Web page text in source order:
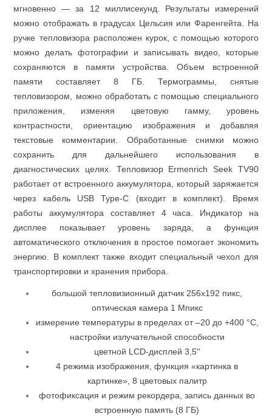
Пневмоинструменты
Измерительный инструмент
мгновенно — за 12 миллисекунд. Результаты измерений
можно отображать в градусах Цельсия или Фаренгейта. На
ручке тепловизора расположен курок, с помощью которого
можно делать фотографии и записывать видео, которые
сохраняются в памяти устройства. Объем встроенной
памяти составляет 8 ГБ. Термограммы, снятые
тепловизором, можно обработать с помощью специального
приложения, изменяя цветовую гамму, уровень
контрастности, ориентацию изображения и добавляя
текстовые комментарии. Обработанные снимки можно
сохранить для дальнейшего использования в
диагностических целях. Тепловизор Ermenrich Seek TV90
работает от встроенного аккумулятора, который заряжается
через кабель USB Type-C (входит в комплект). Время
работы аккумулятора составляет 4 часа. Индикатор на
дисплее показывает уровень заряда, а функция
автоматического отключения в простое помогает экономить
энергию. В комплект также входит специальный чехол для
транспортировки и хранения прибора.
большой тепловизионный датчик 256x192 пикс,
оптическая камера 1 Мпикс
измерение температуры в пределах от –20 до +400 °С,
настройки излучательной способности
цветной LCD-дисплей 3,5''
4 режима изображения, функция «картинка в
картинке», 8 цветовых палитр
фотофиксация и режим рекордера, запись данных во
встроенную память (8 ГБ)